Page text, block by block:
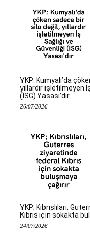
YKP: Kumyalı’da
yıllardır işletilmeyen
(İSG) Yasası’dır
26/07/2026
YKP; Kıbrıslıları,
Kıbrıs için sokakta
24/07/2026